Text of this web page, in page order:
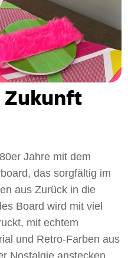
Jahre mit dem
das sorgfältig im
aus Zurück in die
Board wird mit viel
mit echtem
und Retro-Farben aus